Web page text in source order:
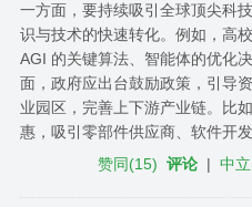
一方面，要持续吸引全球顶尖科
识与技术的快速转化。例如，高
AGI 的关键算法、智能体的优化
面，政府应出台鼓励政策，引导
业园区，完善上下游产业链。比
惠，吸引零部件供应商、软件开
赞同(15) 评论 |中立